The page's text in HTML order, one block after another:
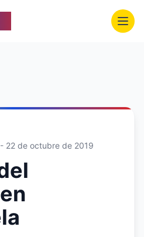
22 de octubre de 2019